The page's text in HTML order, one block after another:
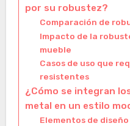
por su robustez?
Comparación de
Impacto de la
mueble
Casos de uso que
resistentes
¿Cómo se integran
metal en un estilo
Elementos de